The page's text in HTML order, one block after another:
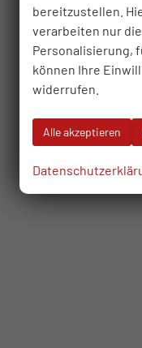
bereitzustellen.
verarbeiten nur
Personalisierung,
können Ihre
widerrufen.
Alle akzeptieren